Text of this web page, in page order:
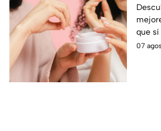
con
de
que
suero
07